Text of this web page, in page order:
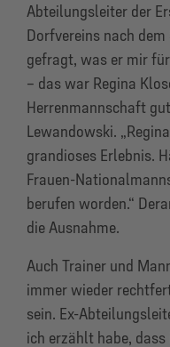
Abteilungsleiter der
Dorfvereins nach
gefragt, was er mir
– das war Regina
Herrenmannschaft
Lewandowski.
grandioses Erlebnis.
Frauen-
berufen worden.“
die Ausnahme.
Auch Trainer und
immer wieder
sein. Ex-
ich erzählt habe,